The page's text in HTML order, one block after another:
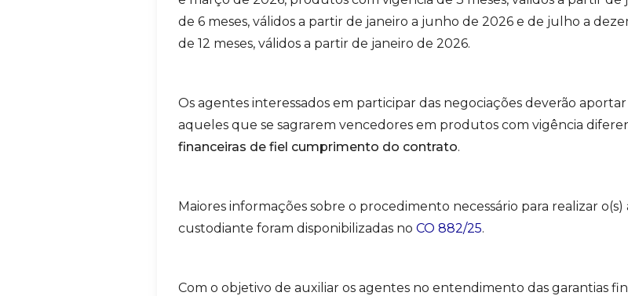
de 6 meses, válidos a partir de janeiro a junho de 2026 e de julho a
de 12 meses, válidos a partir de janeiro de 2026.
Os agentes interessados em participar das negociações deverão aportar
aqueles que se sagrarem vencedores em produtos com vigência
financeiras de fiel cumprimento do contrato.
Maiores informações sobre o procedimento necessário para realizar
custodiante foram disponibilizadas no CO 882/25.
Com o objetivo de auxiliar os agentes no entendimento das garantias